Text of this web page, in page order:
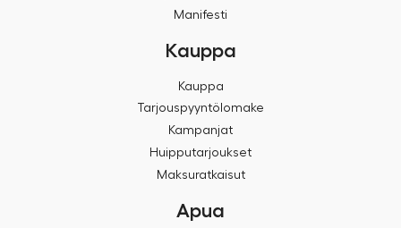
Manifesti
Kauppa
Kauppa
Tarjouspyyntölomake
Kampanjat
Huipputarjoukset
Maksuratkaisut
Apua